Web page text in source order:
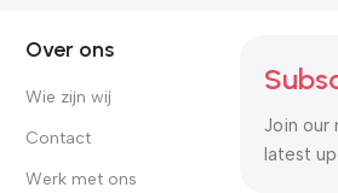
Over ons
Wie zijn wij
Contact
Werk met ons
Join our
latest